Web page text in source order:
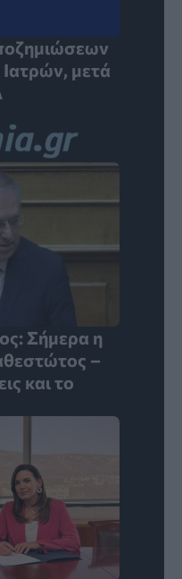
μετά
Σήμερα η
–
και το